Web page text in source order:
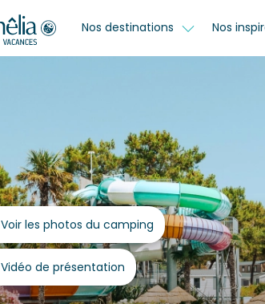
Nos destinations Nos
Voir les photos du camping
Vidéo de présentation